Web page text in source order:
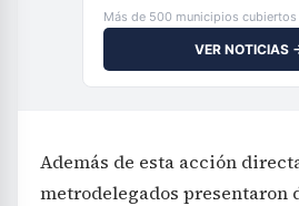
Más de 500 municipios cubiertos
VER NOTICIAS
Además de esta acción
metrodelegados presentaron